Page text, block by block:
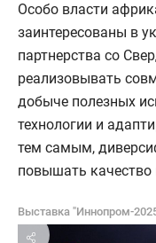
Особо власти
заинтересованы в
партнерства со
реализовывать
добыче полезных
технологии и
тем самым,
повышать качество
Выставка "Иннопром-